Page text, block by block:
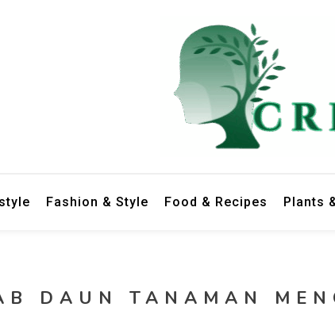
Fashion & Style Food & Recipes Plants
DAUN TANAMAN